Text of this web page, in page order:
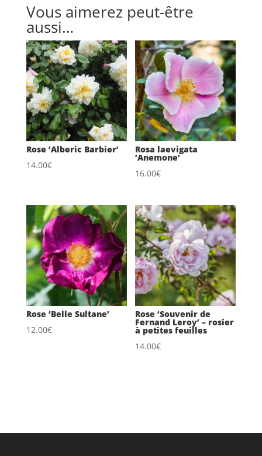
Vous aimerez peut-être
aussi…
Rose ‘Alberic Barbier’
14.00€
Rosa laevigata
‘Anemone’
16.00€
Rose ‘Belle Sultane’
12.00€
Rose ‘Souvenir de
Fernand Leroy’ – rosier
à petites feuilles
14.00€